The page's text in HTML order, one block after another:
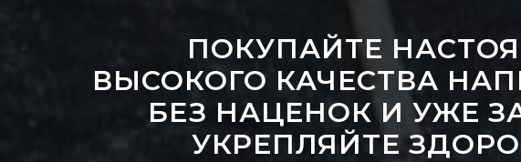
ПОКУПАЙТЕ
ВЫСОКОГО КАЧЕСТВА
БЕЗ НАЦЕНОК И УЖЕ
УКРЕПЛЯЙТЕ